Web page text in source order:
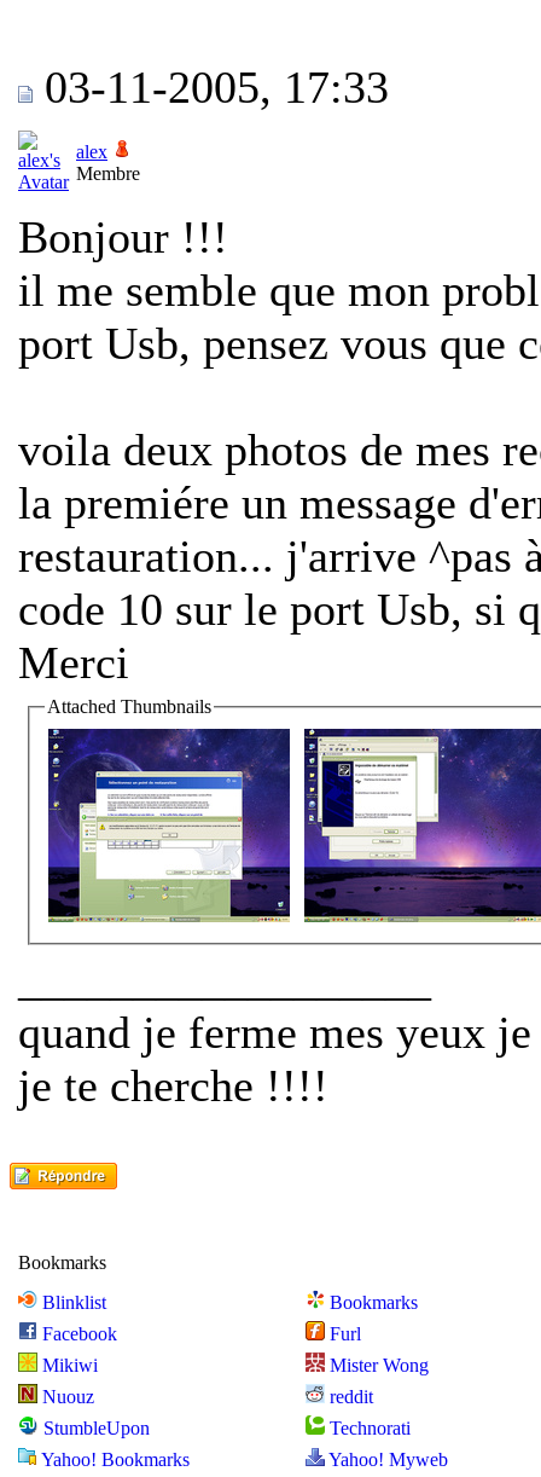
03-11-2005, 17:33
alex
Membre
Bonjour !!!
il me semble que mon
port Usb, pensez vous que
voila deux photos de mes
la premiére un message
restauration... j'arrive ^pas
code 10 sur le port Usb, si
Merci
Attached Thumbnails
quand je ferme mes yeux
je te cherche !!!!
Bookmarks
Blinklist
Bookmarks
Facebook
Furl
Mikiwi
Mister Wong
Nuouz
reddit
StumbleUpon
Technorati
Yahoo! Bookmarks
Yahoo! Myweb